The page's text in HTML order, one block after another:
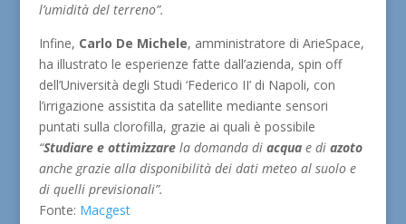
l’umidità del terreno”.
Infine, Carlo De Michele, amministratore di ArieSpace,
ha illustrato le esperienze fatte dall’azienda, spin off
dell’Università degli Studi ‘Federico II’ di Napoli, con
l’irrigazione assistita da satellite mediante sensori
puntati sulla clorofilla, grazie ai quali è possibile
“Studiare e ottimizzare la domanda diacqua e di azoto
anche grazie alla disponibilità dei dati meteo al suolo e
di quelli previsionali”.
Fonte: Macgest